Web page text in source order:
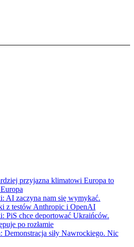
przyjazna klimatowi Europa to
AI zaczyna nam się wymykać.
z testów Anthropic i OpenAI
PiS chce deportować Ukraińców.
po rozłamie
Demonstracja siły Nawrockiego. Nic